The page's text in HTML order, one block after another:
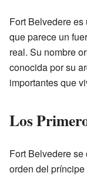
Fort Belvedere
que parece un
real. Su nombre
conocida por su
importantes que
Los
Fort Belvedere
orden del